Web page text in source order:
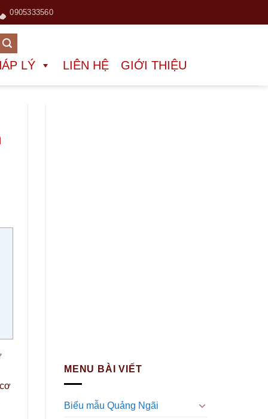
0905333560
LÝ LIÊN HỆ GIỚI THIỆU
MENU BÀI VIẾT
Biểu mẫu Quảng Ngãi